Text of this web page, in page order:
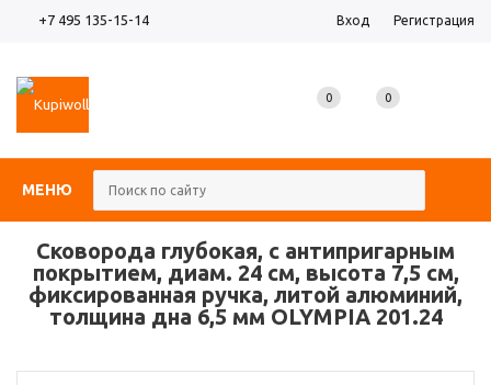
+7 495 135-15-14 Вход Регистрация
МЕНЮ
0 0
Сковорода глубокая, с антипригарным
покрытием, диам. 24 см, высота 7,5 см,
фиксированная ручка, литой алюминий,
толщина дна 6,5 мм OLYMPIA 201.24